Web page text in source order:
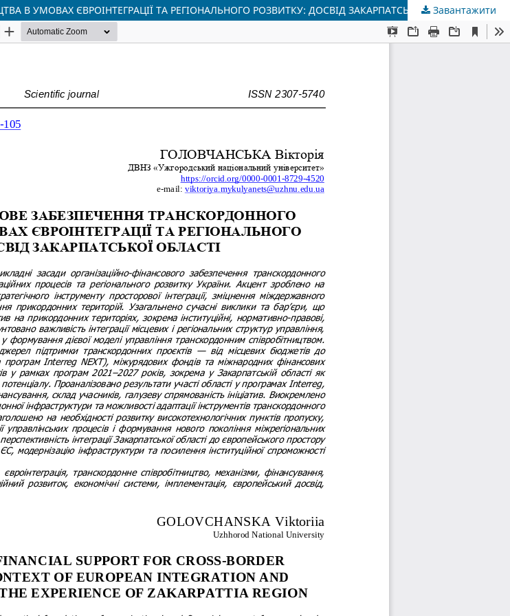
В УМОВАХ ЄВРОІНТЕГРАЦІЇ ТА РЕГІОНАЛЬНОГО РОЗВИТКУ: ДОСВІД ЗАКАРПАТСЬКОЇ ОБЛАСТІ
Завантажити